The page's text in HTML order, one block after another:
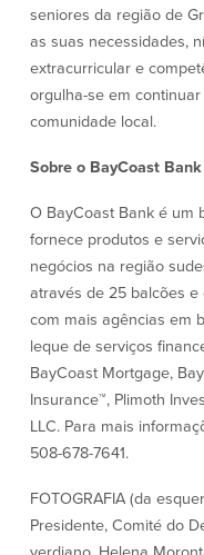
BayCoast Insurance
Comunidade
Comunidade
Donativos e
Diretrizes de doação
Perguntas mais frequentes
Plimoth
seniores da região de
as suas necessidades,
extracurricular e
orgulha-se em
comunidade local.
Sobre o BayCoast Bank
O BayCoast Bank é um
fornece produtos e
negócios na região
através de 25 balcões
com mais agências em
leque de serviços
BayCoast Mortgage,
Insurance™, Plimoth
LLC. Para mais
508-678-7641.
FOTOGRAFIA (da
Presidente, Comité do